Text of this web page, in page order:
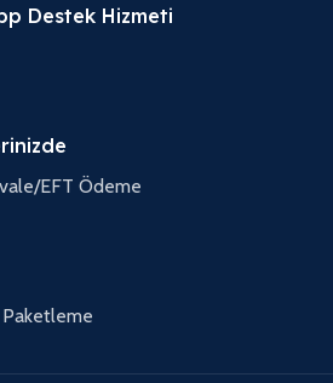
Destek Hizmeti
EFT Ödeme
Paketleme